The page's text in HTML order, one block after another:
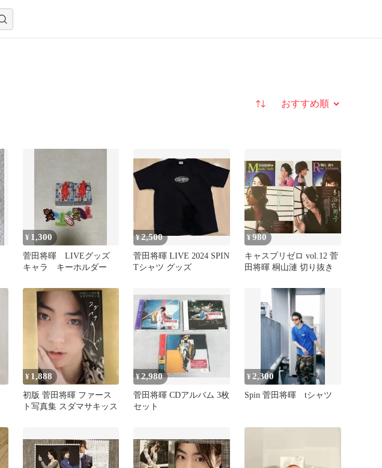
並び替え
¥ 1,300
菅田将暉 LIVEグッズ
キャラ キーホルダー
¥2,500
菅田将暉 LIVE 2024 SPIN
Tシャツ グッズ
¥980
キャスプリゼロ vol.12 菅
田将暉 桐山漣 切り抜き
¥ 1,888
初版 菅田将暉 ファース
ト写真集 スダマサキッス
¥2,980
菅田将暉 CDアルバム 3枚
セット
¥ 2,300
Spin 菅田将暉 tシャツ